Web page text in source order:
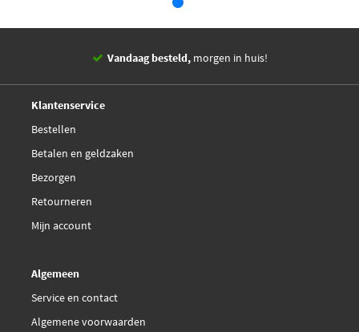
Vandaag besteld, morgen in huis!
Klantenservice
Bestellen
Betalen en geldzaken
Bezorgen
Retourneren
Mijn account
Algemeen
Service en contact
Algemene voorwaarden